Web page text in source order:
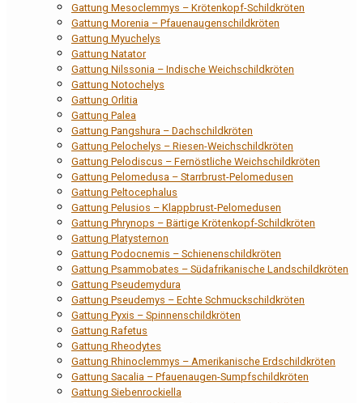
Gattung Mesoclemmys – Krötenkopf-Schildkröten
Gattung Morenia – Pfauenaugenschildkröten
Gattung Myuchelys
Gattung Natator
Gattung Nilssonia – Indische Weichschildkröten
Gattung Notochelys
Gattung Orlitia
Gattung Palea
Gattung Pangshura – Dachschildkröten
Gattung Pelochelys – Riesen-Weichschildkröten
Gattung Pelodiscus – Fernöstliche Weichschildkröten
Gattung Pelomedusa – Starrbrust-Pelomedusen
Gattung Peltocephalus
Gattung Pelusios – Klappbrust-Pelomedusen
Gattung Phrynops – Bärtige Krötenkopf-Schildkröten
Gattung Platysternon
Gattung Podocnemis – Schienenschildkröten
Gattung Psammobates – Südafrikanische Landschildkröten
Gattung Pseudemydura
Gattung Pseudemys – Echte Schmuckschildkröten
Gattung Pyxis – Spinnenschildkröten
Gattung Rafetus
Gattung Rheodytes
Gattung Rhinoclemmys – Amerikanische Erdschildkröten
Gattung Sacalia – Pfauenaugen-Sumpfschildkröten
Gattung Siebenrockiella